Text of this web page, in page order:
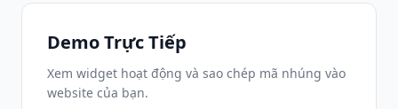
Demo Trực Tiếp
Xem widget hoạt động và sao chép mã nhúng vào
website của bạn.